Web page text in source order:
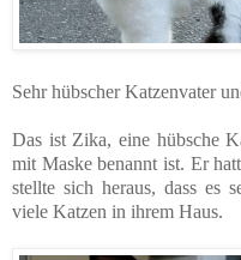
Sehr hübscher Katzenvater
Das ist Zika, eine hübsche
mit Maske benannt ist. Er
stellte sich heraus, dass es
viele Katzen in ihrem Haus.